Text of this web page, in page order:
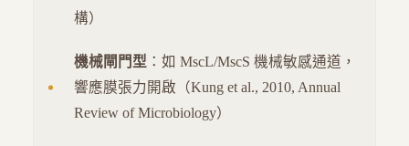
構）
機械閘門型 ：如 MscL/MscS 機械敏感通道，
響應膜張力開啟（Kung et al., 2010, Annual
Review of Microbiology）